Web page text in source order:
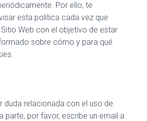
Por ello, te
esta política cada vez que
Web con el objetivo de estar
sobre cómo y para qué
duda relacionada con el uso de
parte, por favor, escribe un email a